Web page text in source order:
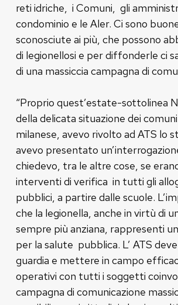
reti idriche, i Comuni, gli
condominio e le Aler. Ci sono
sconosciute ai più, che possono
di legionellosi e per diffonderle ci
di una massiccia campagna di
“Proprio quest’estate-sottolinea
della delicata situazione dei
milanese, avevo rivolto ad ATS lo
avevo presentato
chiedevo, tra le altre cose, se
interventi di verifica in tutti gli
pubblici, a partire dalle scuole.
che la legionella, anche in virtù di
sempre più anziana, rappresenti
per la salute pubblica. L’ ATS
guardia e mettere in campo
operativi con tutti i soggetti
campagna di comunicazione